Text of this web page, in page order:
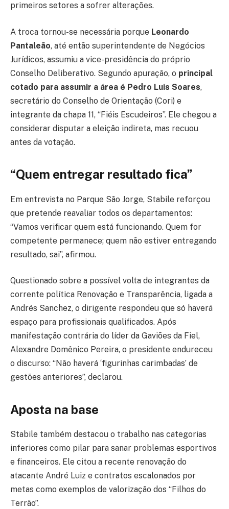
primeiros setores a sofrer alterações.
A troca tornou-se necessária porque Leonardo
Pantaleão, até então superintendente de Negócios
Jurídicos, assumiu a vice-presidência do próprio
Conselho Deliberativo. Segundo apuração, o principal
cotado para assumir a área é Pedro Luis Soares,
secretário do Conselho de Orientação (Cori) e
integrante da chapa 11, “Fiéis Escudeiros”. Ele chegou a
considerar disputar a eleição indireta, mas recuou
antes da votação.
“Quem entregar resultado fica”
Em entrevista no Parque São Jorge, Stabile reforçou
que pretende reavaliar todos os departamentos:
“Vamos verificar quem está funcionando. Quem for
competente permanece; quem não estiver entregando
resultado, sai”, afirmou.
Questionado sobre a possível volta de integrantes da
corrente política Renovação e Transparência, ligada a
Andrés Sanchez, o dirigente respondeu que só haverá
espaço para profissionais qualificados. Após
manifestação contrária do líder da Gaviões da Fiel,
Alexandre Domênico Pereira, o presidente endureceu
o discurso: “Não haverá ‘figurinhas carimbadas’ de
gestões anteriores”, declarou.
Aposta na base
Stabile também destacou o trabalho nas categorias
inferiores como pilar para sanar problemas esportivos
e financeiros. Ele citou a recente renovação do
atacante André Luiz e contratos escalonados por
metas como exemplos de valorização dos “Filhos do
Terrão”.